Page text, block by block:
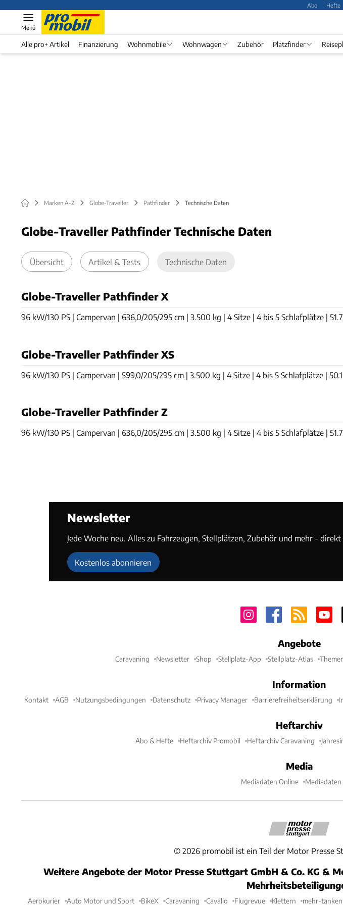
Abo Hefte
Menü
Alle pro+ Artikel Finanzierung Wohnmobile Wohnwagen Zubehör Platzfinder
Marken A-Z Globe-Traveller Pathfinder Technische Daten
Globe-Traveller Pathfinder Technische Daten
Übersicht Artikel & Tests Technische Daten
Globe-Traveller Pathfinder X
96 kW/130 PS | Campervan | 636,0/205/295 cm | 3.500 kg | 4 Sitze | 4 bis 5 Schlafplätze |
Globe-Traveller Pathfinder XS
96 kW/130 PS | Campervan | 599,0/205/295 cm | 3.500 kg | 4 Sitze | 4 bis 5 Schlafplätze |
Globe-Traveller Pathfinder Z
96 kW/130 PS | Campervan | 636,0/205/295 cm | 3.500 kg | 4 Sitze | 4 bis 5 Schlafplätze |
Newsletter
Jede Woche neu. Alles zu Fahrzeugen, Stellplätzen, Zubehör und mehr –
Kostenlos abonnieren
Angebote
Caravaning Newsletter Shop Stellplatz-App Stellplatz-Atlas
Information
Kontakt AGB Nutzungsbedingungen Datenschutz Privacy Manager Barrierefreiheitserklärung
Heftarchiv
Abo & Hefte Heftarchiv Promobil Heftarchiv Caravaning
Media
Mediadaten Online Mediadaten
© 2026 promobil ist ein Teil der Motor Presse
Weitere Angebote der Motor Presse Stuttgart GmbH & Co. KG &
Aerokurier Auto Motor und Sport BikeX Caravaning Cavallo Flugrevue Klettern mehr-tanken